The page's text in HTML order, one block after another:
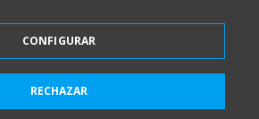
2001-2026 © Copyright
los Derechos Reservados
CONFIGURAR
RECHAZAR